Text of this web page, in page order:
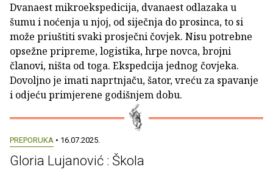
Dvanaest mikroekspedicija, dvanaest odlazaka u
šumu i noćenja u njoj, od siječnja do prosinca, to si
može priuštiti svaki prosječni čovjek. Nisu potrebne
opsežne pripreme, logistika, hrpe novca, brojni
članovi, ništa od toga. Ekspedcija jednog čovjeka.
Dovoljno je imati naprtnjaču, šator, vreću za spavanje
i odjeću primjerene godišnjem dobu.
PREPORUKA • 16.07.2025.
Gloria Lujanović : Škola